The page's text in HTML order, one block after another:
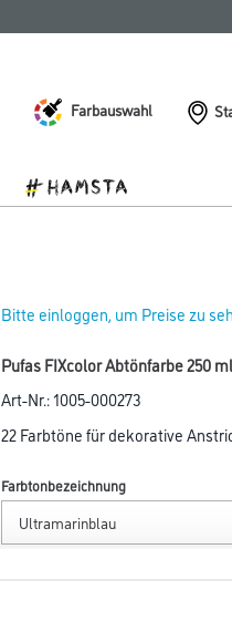
Farbauswahl
Bitte einloggen, um Preise zu
Pufas FIXcolor Abtönfarbe 250
Art-Nr.:1005-000273
22 Farbtöne für dekorative
Farbtonbezeichnung